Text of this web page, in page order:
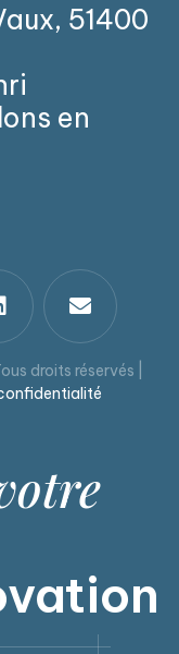
51400
en
droits réservés |